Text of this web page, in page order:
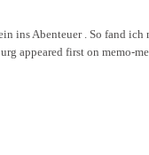
ins Abenteuer . So fand ich
appeared first on memo-